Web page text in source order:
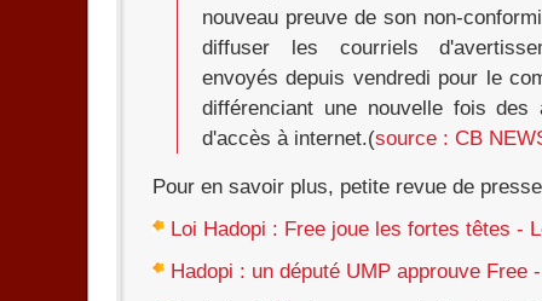
nouveau preuve de son non-
diffuser les courriels
envoyés depuis vendredi pour le
différenciant une nouvelle fois des
d'accès à internet.(source : CB
Pour en savoir plus, petite revue de
Loi Hadopi : Free joue les fortes têtes -
Hadopi : un député UMP approuve Free